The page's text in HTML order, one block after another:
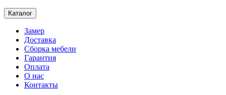
Каталог
Замер
Доставка
Сборка мебели
Гарантия
Оплата
О нас
Контакты